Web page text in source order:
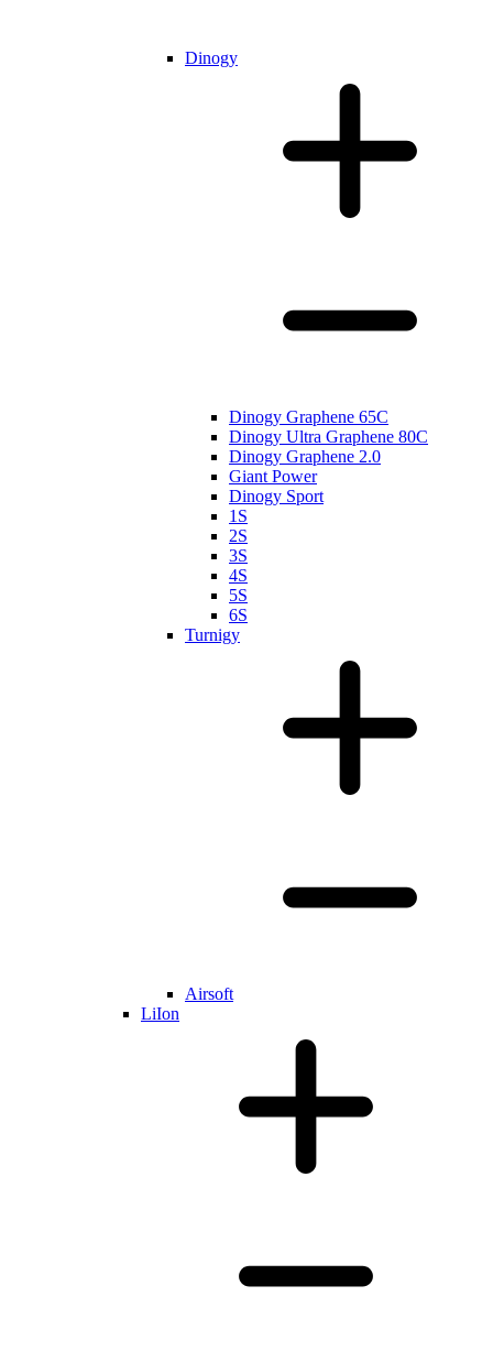
Dinogy
Dinogy Graphene 65C
Dinogy Ultra Graphene 80C
Dinogy Graphene 2.0
Giant Power
Dinogy Sport
1S
2S
3S
4S
5S
6S
Turnigy
Airsoft
LiIon